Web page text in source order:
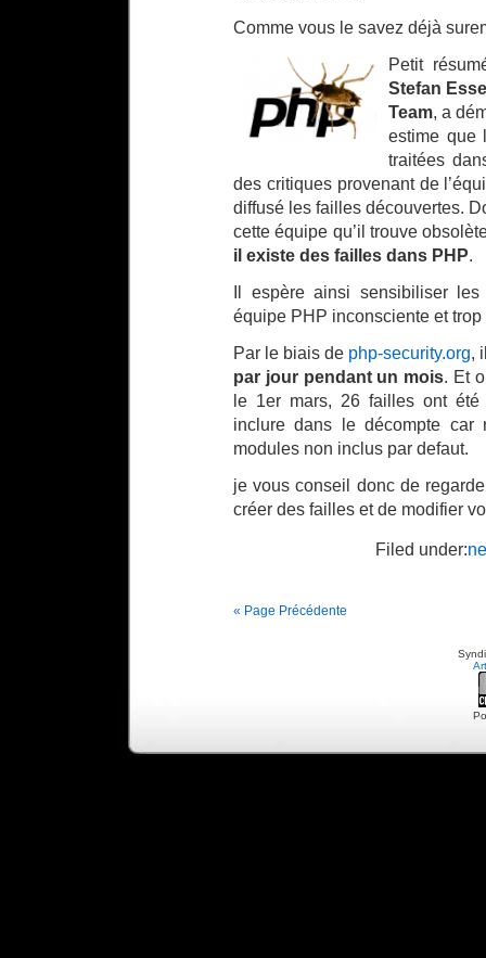
Comme vous le savez déjà
Petit
Stefan
Team, a
estime que
traitées
des critiques provenant de
diffusé les failles découvertes.
cette équipe qu’il trouve
il existe des failles dans PHP.
Il espère ainsi sensibiliser
équipe PHP inconsciente et trop
Par le biais de php-security.org,
par jour pendant un mois. Et
le 1er mars, 26 failles ont été
inclure dans le décompte car
modules non inclus par defaut.
je vous conseil donc de
créer des failles et de modifier
Filed under:
« Page Précédente